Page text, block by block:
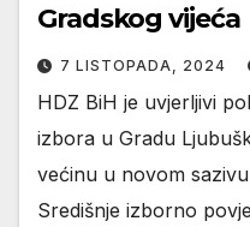
Gradskog vijeća
7 LISTOPADA, 2024
HDZ BiH je uvjerljivi
izbora u Gradu
većinu u novom
Središnje izborno